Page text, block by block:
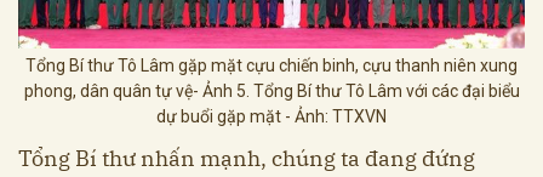
Tổng Bí thư Tô Lâm gặp mặt cựu chiến binh, cựu thanh niên xung
phong, dân quân tự vệ- Ảnh 5. Tổng Bí thư Tô Lâm với các đại biểu
dự buổi gặp mặt - Ảnh: TTXVN
Tổng Bí thư nhấn mạnh, chúng ta đang đứng